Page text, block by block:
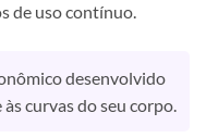
de uso contínuo.
desenvolvido
curvas do seu corpo.